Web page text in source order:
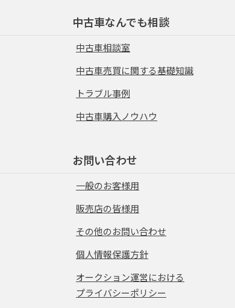
中古車なんでも相談
中古車相談室
中古車売買に関する基礎知識
トラブル事例
中古車購入ノウハウ
お問い合わせ
一般のお客様用
販売店の皆様用
その他のお問い合わせ
個人情報保護方針
オークション運営における
プライバシーポリシー